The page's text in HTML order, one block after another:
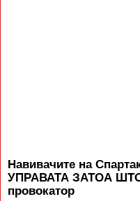
Навивачите на
УПРАВАТА ЗАТОА
провокатор